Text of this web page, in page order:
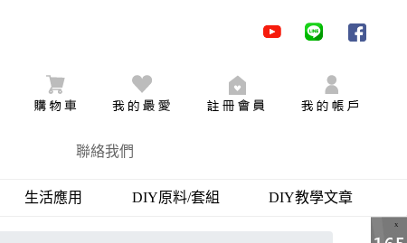
youtube
聯絡我們
生活應用 DIY原料/套組 DIY教學文章
X